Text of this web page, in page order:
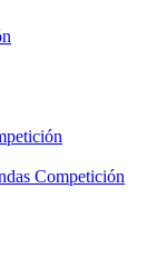
Competición